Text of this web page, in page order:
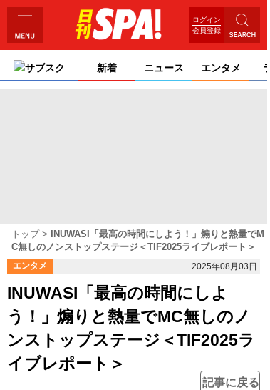
ログイン
会員登録
サブスク 新着 ニュース エンタメ
トップ
INUWASI「最高の時間にしよう！」煽りと熱量でM
C無しのノンストップステージ＜TIF2025ライブレポート＞
エンタメ 2025年08月03日
INUWASI「最高の時間にしよ
う！」煽りと熱量でMC無しのノ
ンストップステージ＜TIF2025ラ
イブレポート＞
記事に戻る